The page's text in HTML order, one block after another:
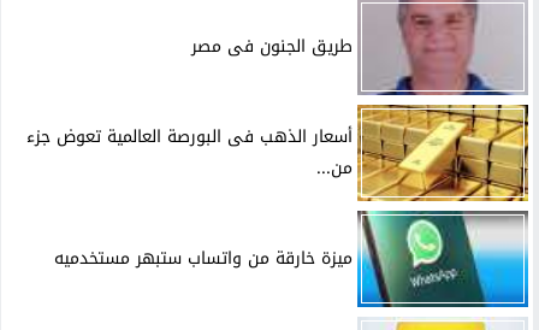
طريق الجنون فى مصر
أسعار الذهب فى البورصة العالمية تعوض جزء
من...
ميزة خارقة من واتساب ستبهر مستخدميه